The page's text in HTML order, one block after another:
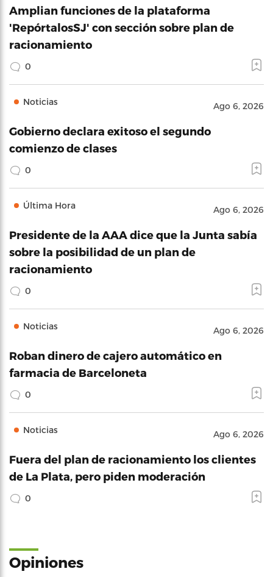
Amplian funciones de la plataforma
'RepórtalosSJ' con sección sobre plan de
racionamiento
0
Noticias Ago 6, 2026
Gobierno declara exitoso el segundo
comienzo de clases
0
Última Hora Ago 6, 2026
Presidente de la AAA dice que la Junta sabía
sobre la posibilidad de un plan de
racionamiento
0
Noticias Ago 6, 2026
Roban dinero de cajero automático en
farmacia de Barceloneta
0
Noticias Ago 6, 2026
Fuera del plan de racionamiento los clientes
de La Plata, pero piden moderación
0
Opiniones